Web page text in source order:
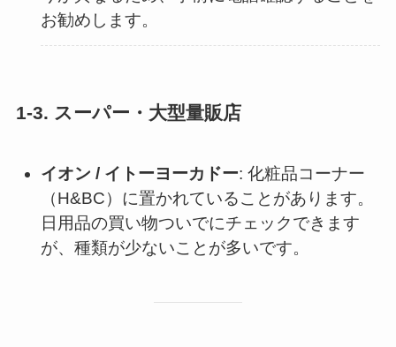
お勧めします。
1-3. スーパー・大型量販店
イオン / イトーヨーカドー: 化粧品コーナー
（H&BC）に置かれていることがあります。
日用品の買い物ついでにチェックできます
が、種類が少ないことが多いです。